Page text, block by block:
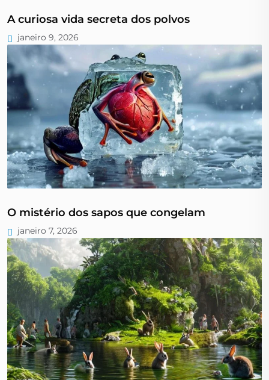
A curiosa vida secreta dos polvos
janeiro 9, 2026
O mistério dos sapos que congelam
janeiro 7, 2026